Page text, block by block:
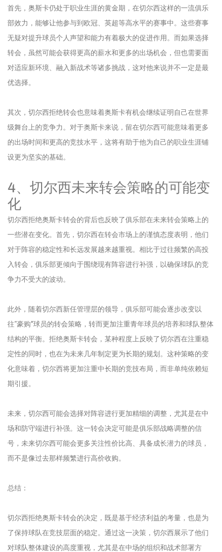
首先，奥斯卡仍处于职业生涯的黄金期，在切尔西这样的一流俱乐
部效力，能够让他参与到欧冠、英超等高水平的赛事中。这些赛事
无疑对提升球员个人声望和能力有着极大的促进作用。而如果选择
转会，虽然可能会获得更高的薪水和更多的出场机会，但也需要面
对适应新环境、融入新战术等诸多挑战，这对他来说并不一定是最
优选择。
其次，切尔西拒绝转会也意味着奥斯卡有机会继续证明自己在世界
级舞台上的竞争力。对于奥斯卡来说，留在切尔西可能意味着更多
的出场时间和更高的竞技水平，这将有助于他为自己的职业生涯铺
设更为坚实的基础。
4、切尔西未来转会策略的可能变
化
切尔西拒绝奥斯卡转会的背后也反映了俱乐部在未来转会策略上的
一些潜在变化。首先，切尔西在转会市场上的谨慎态度表明，他们
对于阵容的稳定性和长远发展越来越重视。相比于过往频繁的高投
入转会，俱乐部更倾向于围绕现有阵容进行补强，以确保球队的竞
争力不受大的波动。
此外，随着切尔西新任管理层的领导，俱乐部可能会逐步改变以
往“豪购”球员的转会策略，转而更加注重青年球员的培养和球队整体
结构的平衡。拒绝奥斯卡转会，某种程度上反映了切尔西在注重稳
定性的同时，也在为未来几年制定更为长期的规划。这种策略的变
化意味着，切尔西将更加注重中长期的竞技布局，而非单纯依赖短
期引援。
未来，切尔西可能会选择对阵容进行更加精细的调整，尤其是在中
场和防守端进行补强。这一转会决定可能是俱乐部战略调整的信
号，未来切尔西可能会更多关注性价比高、具备成长潜力的球员，
而不是像过去那样频繁进行高价收购。
总结：
切尔西拒绝奥斯卡转会的决定，既是基于经济利益的考量，也是为
了保持球队在竞技层面的稳定。通过这一决策，切尔西展示了他们
对球队整体建设的高度重视，尤其是在中场的组织和战术部署方